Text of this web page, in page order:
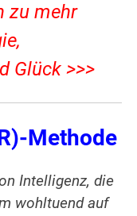
zu mehr
Glück >>>
Methode
Intelligenz, die
wohltuend auf